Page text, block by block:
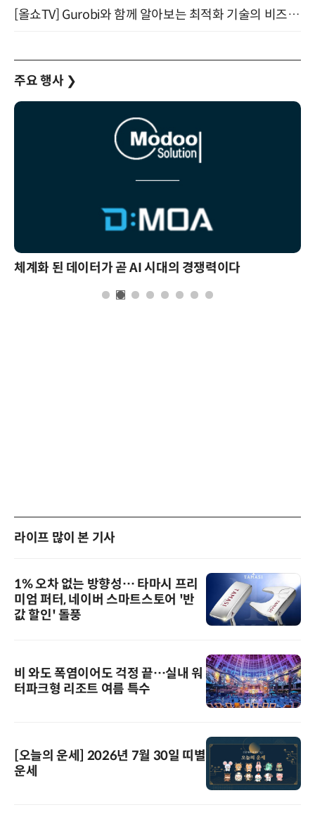
[올쇼TV] Gurobi와 함께 알아보는 최적화 기술의 비즈니스 활용 (8월 20일 생방송)
주요 행사 ❯
체계화 된 데이터가 곧 AI 시대의 경쟁력이다
라이프 많이 본 기사
1% 오차 없는 방향성… 타마시 프리
미엄 퍼터, 네이버 스마트스토어 '반
값 할인' 돌풍
비 와도 폭염이어도 걱정 끝…실내 워
터파크형 리조트 여름 특수
[오늘의 운세] 2026년 7월 30일 띠별
운세